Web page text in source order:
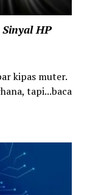
HP
kipas muter.
tapi...baca